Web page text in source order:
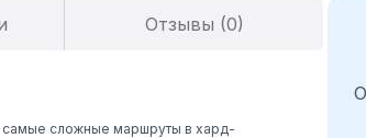
Отзывы (0)
самые сложные маршруты в хард-